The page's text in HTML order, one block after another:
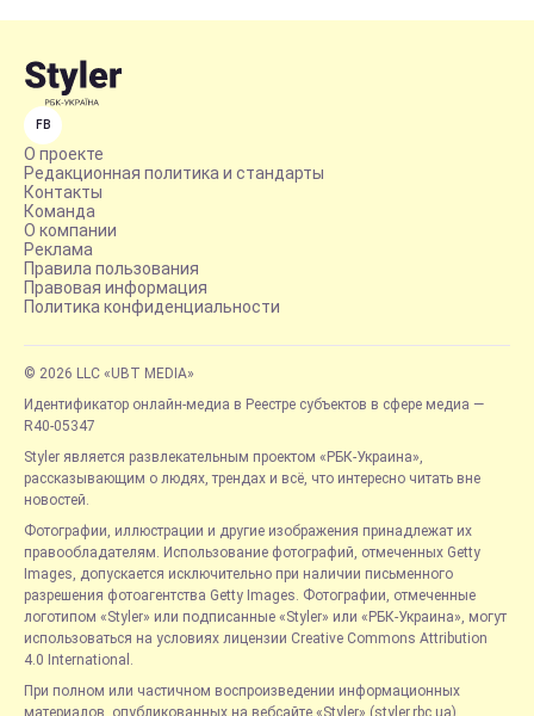
FB
О проекте
Редакционная политика и стандарты
Контакты
Команда
О компании
Реклама
Правила пользования
Правовая информация
Политика конфиденциальности
© 2026 LLC «UBT MEDIA»
Идентификатор онлайн-медиа в Реестре субъектов в сфере медиа —
R40-05347
Styler является развлекательным проектом «РБК-Украина»,
рассказывающим о людях, трендах и всё, что интересно читать вне
новостей.
Фотографии, иллюстрации и другие изображения принадлежат их
правообладателям. Использование фотографий, отмеченных Getty
Images, допускается исключительно при наличии письменного
разрешения фотоагентства Getty Images. Фотографии, отмеченные
логотипом «Styler» или подписанные «Styler» или «РБК-Украина», могут
использоваться на условиях лицензии Creative Commons Attribution
4.0 International.
При полном или частичном воспроизведении информационных
материалов, опубликованных на вебсайте «Styler» (styler.rbc.ua),